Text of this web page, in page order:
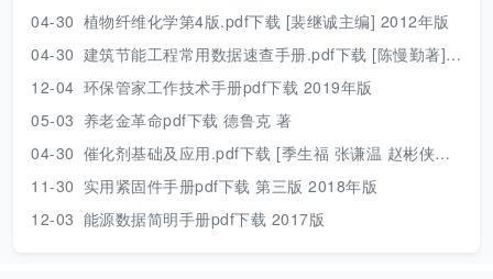
04-30 植物纤维化学第4版.pdf下载 [裴继诚主编] 2012年版
04-30 建筑节能工程常用数据速查手册.pdf下载 [陈慢勤著] 2010年版
12-04 环保管家工作技术手册pdf下载 2019年版
05-03 养老金革命pdf下载 德鲁克 著
04-30 催化剂基础及应用.pdf下载 [季生福 张谦温 赵彬侠编] 2011年版
11-30 实用紧固件手册pdf下载 第三版 2018年版
12-03 能源数据简明手册pdf下载 2017版